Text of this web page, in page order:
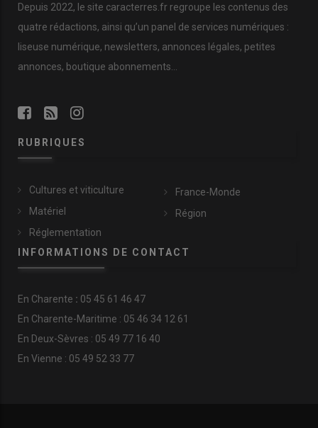
Depuis 2022, le site caracterres.fr regroupe les contenus des
quatre rédactions, ainsi qu’un panel de services numériques :
liseuse numérique, newsletters, annonces légales, petites
annonces, boutique abonnements…
RUBRIQUES
Cultures et viticulture
Matériel
Réglementation
France-Monde
Région
INFORMATIONS DE CONTACT
En Charente : 05 45 61 46 47
En Charente-Maritime : 05 46 34 12 61
En Deux-Sèvres : 05 49 77 16 40
En Vienne : 05 49 52 33 77